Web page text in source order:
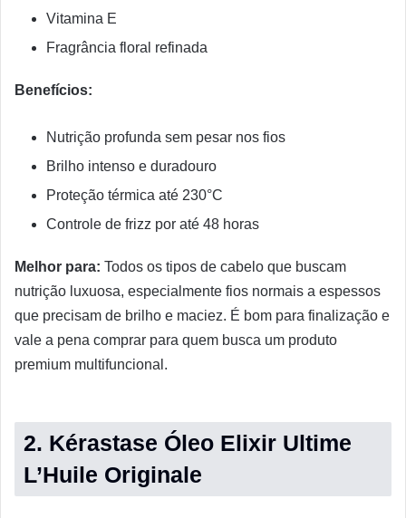
Vitamina E
Fragrância floral refinada
Benefícios:
Nutrição profunda sem pesar nos fios
Brilho intenso e duradouro
Proteção térmica até 230°C
Controle de frizz por até 48 horas
Melhor para: Todos os tipos de cabelo que buscam
nutrição luxuosa, especialmente fios normais a espessos
que precisam de brilho e maciez. É bom para finalização e
vale a pena comprar para quem busca um produto
premium multifuncional.
2. Kérastase Óleo Elixir Ultime
L’Huile Originale